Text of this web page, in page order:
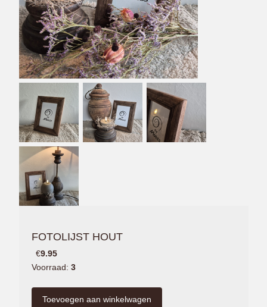
FOTOLIJST HOUT
€9.95
Voorraad: 3